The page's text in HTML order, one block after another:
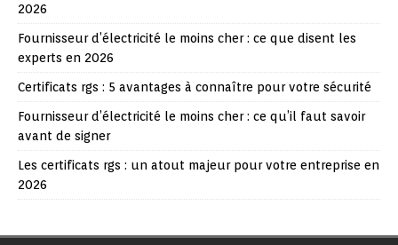
2026
Fournisseur d’électricité le moins cher : ce que disent les
experts en 2026
Certificats rgs : 5 avantages à connaître pour votre sécurité
Fournisseur d’électricité le moins cher : ce qu’il faut savoir
avant de signer
Les certificats rgs : un atout majeur pour votre entreprise en
2026